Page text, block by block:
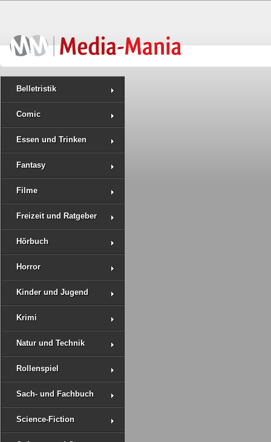
Belletristik
Comic
Essen und Trinken
Fantasy
Filme
Freizeit und Ratgeber
Hörbuch
Horror
Kinder und Jugend
Krimi
Natur und Technik
Rollenspiel
Sach- und Fachbuch
Science-Fiction